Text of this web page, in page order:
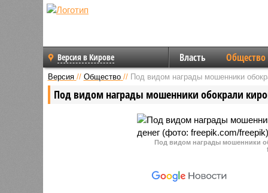
Версия в Кирове Власть Общество
Версия // Общество // Под видом награды мошенники
Под видом награды мошенники обокрали
Под видом награды мошенники